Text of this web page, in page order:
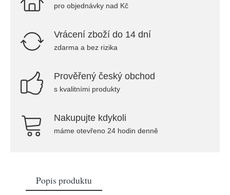
pro objednávky nad Kč
Vrácení zboží do 14 dní
zdarma a bez rizika
Prověřený český obchod
s kvalitními produkty
Nakupujte kdykoli
máme otevřeno 24 hodin denně
Popis produktu